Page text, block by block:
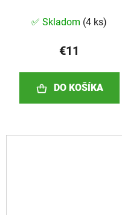
✅ Skladom (4 ks)
€11
DO KOŠÍKA